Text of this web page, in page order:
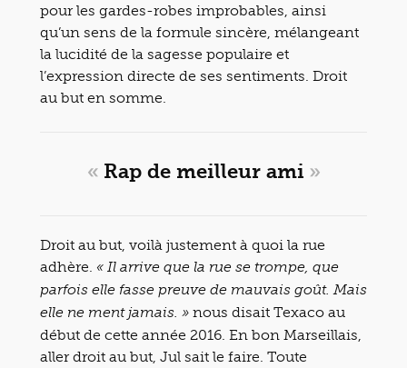
pour les gardes-robes improbables, ainsi
qu’un sens de la formule sincère, mélangeant
la lucidité de la sagesse populaire et
l’expression directe de ses sentiments. Droit
au but en somme.
« Rap de meilleur ami »
Droit au but, voilà justement à quoi la rue
adhère.
« Il arrive que la rue se trompe, que
parfois elle fasse preuve de mauvais goût. Mais
elle ne ment jamais. » nous disait Texaco au
début de cette année 2016. En bon Marseillais,
aller droit au but, Jul sait le faire. Toute